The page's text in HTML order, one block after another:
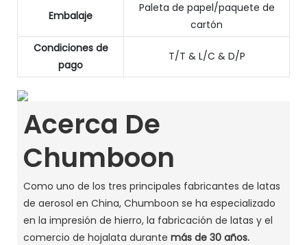
Embalaje
Paleta de papel/paquete de
cartón
Condiciones de
pago
T/T & L/C & D/P
Acerca De
Chumboon
Como uno de los tres principales fabricantes de latas
de aerosol en China, Chumboon se ha especializado
en la impresión de hierro, la fabricación de latas y el
comercio de hojalata durante más de 30 años.